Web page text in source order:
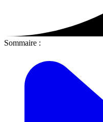
Sommaire :